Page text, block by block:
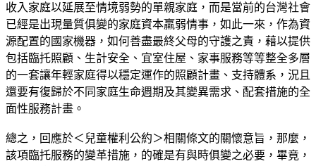
收入家庭以延展至情境弱勢的單親家庭，而是當前的台灣社會
已經是出現量質俱變的家庭資本羸弱情事，如此一來，作為資
源配置的國家機器，如何善盡最終父母的守護之責，藉以提供
包括臨托照顧、生計安全、宜室住屋、家事服務等等整全多層
的一套讓年輕家庭得以穩定運作的照顧計畫、支持體系，況且
還要有復歸於不同家庭生命週期及其變異需求、配套措施的全
面性服務計畫。
總之，回應於＜兒童權利公約＞相關條文的關懷意旨，那麼，
該項臨托服務的變革措施，的確是有與時俱變之必要，畢竟，